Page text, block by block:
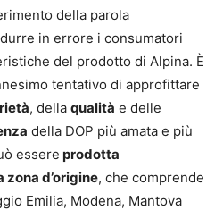
della parola
in errore i consumatori
del prodotto di Alpina. È
tentativo di approfittare
, della qualità e delle
della DOP più amata e più
essere prodotta
d’origine, che comprende
Emilia, Modena, Mantova